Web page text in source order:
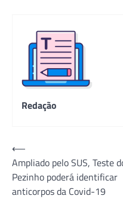
Redação
Navegação
de
Post
⟵
Ampliado pelo SUS, Teste
Pezinho poderá identificar
anticorpos da Covid-19